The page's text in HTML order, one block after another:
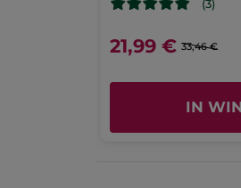
(3)
21,99 € 33,46 €
IN